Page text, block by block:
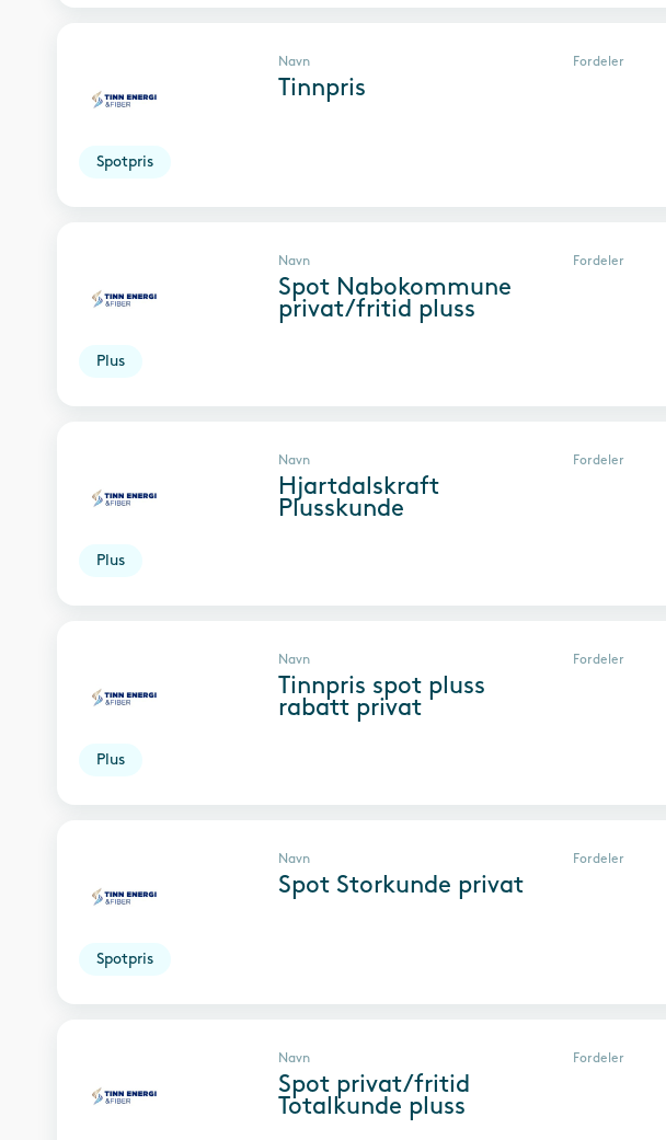
Spotpris
Navn
Tinnpris
Fordeler
Plus
Navn
Spot Nabokommune
privat/fritid pluss
Fordeler
Plus
Navn
Hjartdalskraft
Plusskunde
Fordeler
Plus
Navn
Tinnpris spot pluss
rabatt privat
Fordeler
Spotpris
Navn
Spot Storkunde privat
Fordeler
Navn
Spot privat/fritid
Totalkunde pluss
Fordeler